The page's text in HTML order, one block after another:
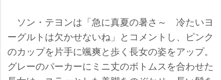
ソン・テヨンは「急に真夏の暑さ～ 冷たいヨ
ーグルトは欠かせないね」とコメントし、ピンク
のカップを片手に颯爽と歩く長女の姿をアップ。
グレーのパーカーにミニ丈のボトムスを合わせた